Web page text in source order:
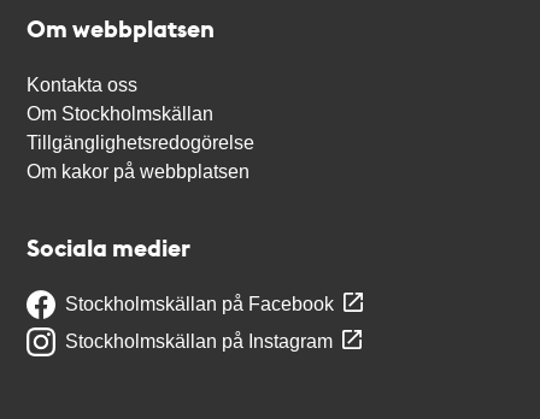
Om webbplatsen
Kontakta oss
Om Stockholmskällan
Tillgänglighetsredogörelse
Om kakor på webbplatsen
Sociala medier
Stockholmskällan på Facebook
Stockholmskällan på Instagram